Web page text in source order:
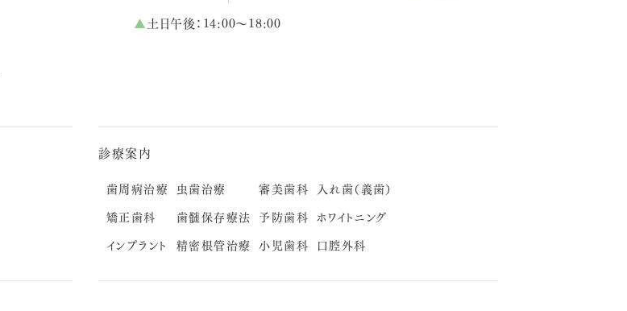
▲土日午後：14:00～18:00
診療案内
歯周病治療
矯正歯科
インプラント
虫歯治療
歯髄保存療法
精密根管治療
審美歯科
予防歯科
小児歯科
入れ歯（義歯）
ホワイトニング
口腔外科